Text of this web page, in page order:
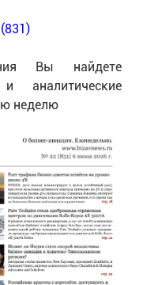
Вы найдете
аналитические
неделю